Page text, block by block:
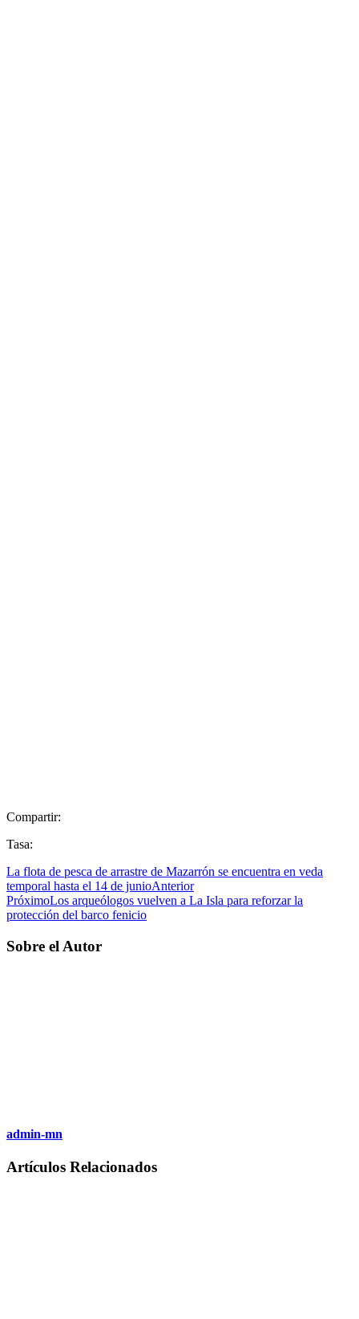
Compartir:
Tasa:
La flota de pesca de arrastre de Mazarrón se encuentra en veda
temporal hasta el 14 de junioAnterior
PróximoLos arqueólogos vuelven a La Isla para reforzar la
protección del barco fenicio
Sobre el Autor
admin-mn
Artículos Relacionados